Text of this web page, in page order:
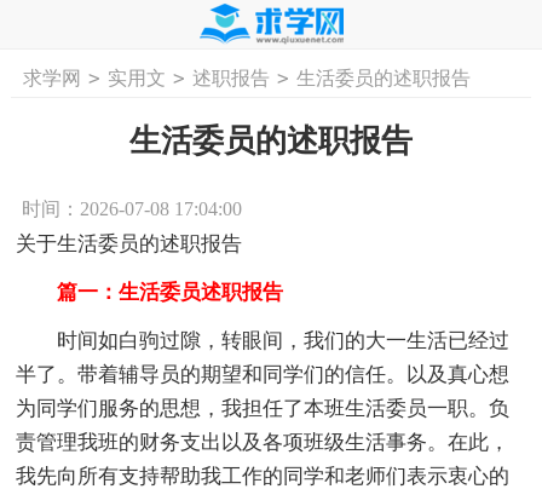
首页 工作计划 活动计划 学习计划
求学网 > 实用文 > 述职报告 > 生活委员的述职报告
生活委员的述职报告
时间：2026-07-08 17:04:00
关于生活委员的述职报告
篇一：生活委员述职报告
时间如白驹过隙，转眼间，我们的大一生活已经过
半了。带着辅导员的期望和同学们的信任。以及真心想
为同学们服务的思想，我担任了本班生活委员一职。负
责管理我班的财务支出以及各项班级生活事务。在此，
我先向所有支持帮助我工作的同学和老师们表示衷心的